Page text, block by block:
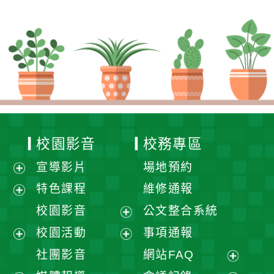
展
單
選
校園影音
宣導影片
特色課程
校園影音
展
校園活動
社團影音
校務專區
場地預約
維修通報
公文整合系統
事項通報
網站FAQ